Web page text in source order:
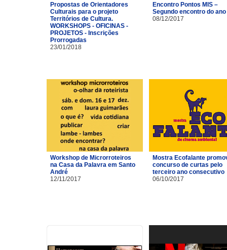
Propostas de Orientadores
Culturais para o projeto
Territórios de Cultura.
WORKSHOPS - OFICINAS -
PROJETOS - Inscrições
Prorrogadas
23/01/2018
Encontro Pontos MIS –
Segundo encontro do ano
08/12/2017
Workshop de Microrroteiros
na Casa da Palavra em Santo
André
12/11/2017
Mostra Ecofalante
concurso de curtas pelo
terceiro ano consecutivo
06/10/2017